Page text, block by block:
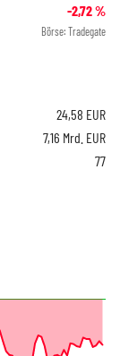
-2,72%
Börse: Tradegate
24,58 EUR
7,16 Mrd. EUR
77